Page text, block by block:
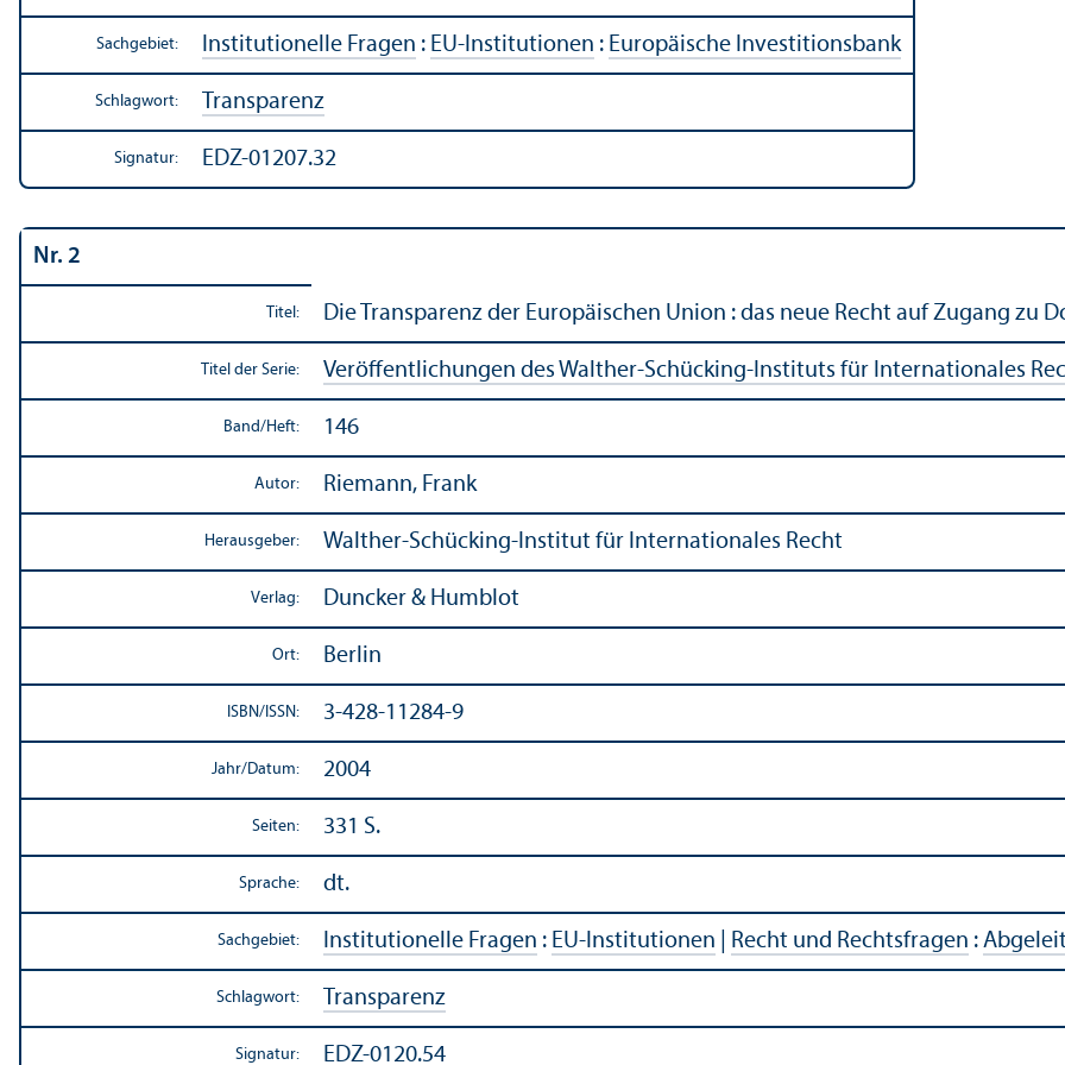
Sachgebiet: Institutionelle Fragen : EU-Institutionen : Europäische Investitions­bank
Schlagwort: Trans­parenz
Signatur: EDZ-01207.32
Nr. 2
Titel: Die Trans­parenz der Europäischen Union : das neue Recht auf Zugang zu
Titel der Serie: Veröffentlichungen des Walther-Schücking-Instituts für Internationales
Band/Heft: 146
Autor: Riemann, Frank
Herausgeber: Walther-Schücking-Institut für Internationales Recht
Verlag: Duncker & Humblot
Ort: Berlin
ISBN/ ISSN: 3-428-11284-9
Jahr/Datum: 2004
Seiten: 331 S.
Sprache: dt.
Sachgebiet: Institutionelle Fragen : EU-Institutionen Recht und Rechts­fragen :
Schlagwort: Trans­parenz
Signatur: EDZ-0120.54